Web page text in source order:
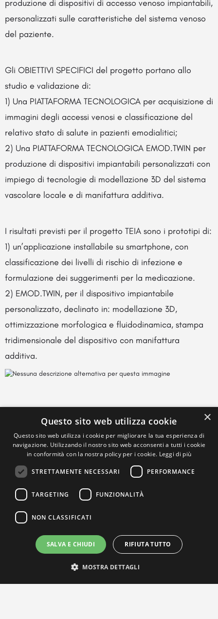
produzione di dispositivi di accesso venoso impiantabili,
personalizzati sulle caratteristiche del sistema venoso
del paziente.
Gli OBIETTIVI SPECIFICI del progetto portano allo
studio e validazione di:
1) Una PIATTAFORMA TECNOLOGICA per acquisizione di
immagini degli accessi venosi e classificazione del
relativo stato di salute in pazienti emodialitici;
2) Una PIATTAFORMA TECNOLOGICA EMOD.TWIN per
produzione di dispositivi impiantabili personalizzati con
impiego di tecnologie di modellazione 3D del sistema
vascolare locale e di manifattura additiva.
I risultati previsti per il progetto TEIA sono i prototipi di:
1) un’applicazione installabile su smartphone, con
classificazione dei livelli di rischio di infezione e
formulazione dei suggerimenti per la medicazione.
2) EMOD.TWIN, per il dispositivo impiantabile
personalizzato, declinato in: modellazione 3D,
ottimizzazione morfologica e fluidodinamica, stampa
tridimensionale del dispositivo con manifattura
additiva.
×
Questo sito web utilizza cookie
Questo sito web utilizza i cookie per migliorare la tua esperienza di
navigazione. Utilizzando il nostro sito web acconsenti a tutti i cookie
in conformità con la nostra policy per i cookie. Leggi di più
STRETTAMENTE NECESSARI PERFORMANCE
TARGETING FUNZIONALITÀ
NON CLASSIFICATI
SALVA E CHIUDI RIFIUTA TUTTO
MOSTRA DETTAGLI